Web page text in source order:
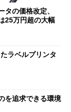
タの価格改定、
25万円超の大幅
ラベルプリンタ
を追求できる環境